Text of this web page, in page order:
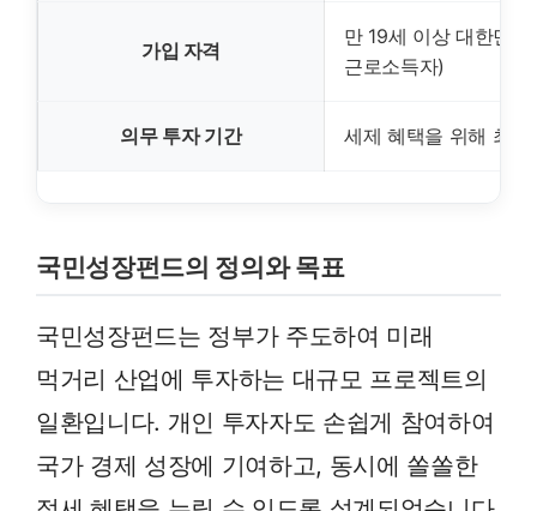
가입 자격
만 19세 이상 대한민
근로소득자)
의무 투자 기간 세제 혜택을 위해 최
국민성장펀드의 정의와 목표
국민성장펀드는 정부가 주도하여 미래
먹거리 산업에 투자하는 대규모 프로젝트의
일환입니다. 개인 투자자도 손쉽게 참여하여
국가 경제 성장에 기여하고, 동시에 쏠쏠한